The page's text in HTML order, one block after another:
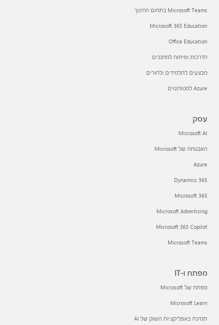
Microsoft Teams בתחום החינוך
Microsoft 365 Education
Office Education
הדרכות ופיתוח למחנכים
מבצעים לתלמידים ולהורים
Azure לסטודנטים
עסק
Microsoft AI
האבטחה של Microsoft
Azure
Dynamics 365
Microsoft 365
Microsoft Advertising
Microsoft 365 Copilot
Microsoft Teams
מפתח ו-IT
מפתח של Microsoft
Microsoft Learn
תמיכה באפליקציות השוק של AI